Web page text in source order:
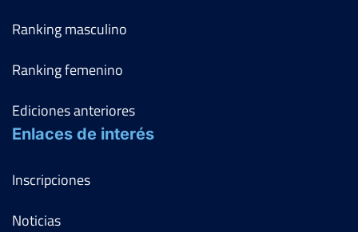
Ranking masculino
Ranking femenino
Ediciones anteriores
Enlaces de interés
Inscripciones
Noticias